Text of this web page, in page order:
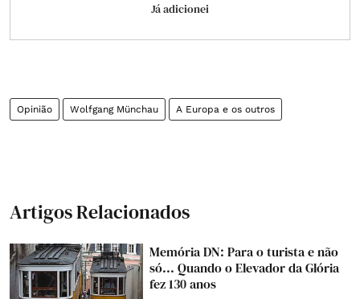
Já adicionei
Opinião Wolfgang Münchau A Europa e os outros
Artigos Relacionados
Memória DN: Para o turista e não
só... Quando o Elevador da Glória
fez 130 anos